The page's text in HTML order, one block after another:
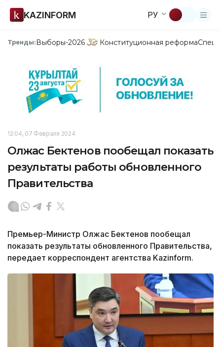
KAZINFORM РУ
Тренды:Выборы-2026 Конституционная реформа
12:04, 07 Февраля 2024
Олжас Бектенов пообещал показать
результаты работы обновленного
Правительства
Премьер-Министр Олжас Бектенов пообещал
показать результаты обновленного Правительства,
передает корреспондент агентства Kazinform.